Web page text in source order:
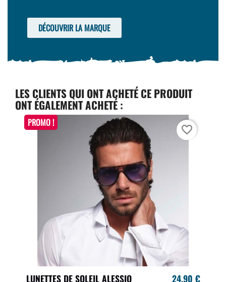
DÉCOUVRIR LA MARQUE
LES CLIENTS QUI ONT ACHETÉ CE PRODUIT
ONT ÉGALEMENT ACHETÉ :
LUNETTES DE SOLEIL ALESSIO 24,90 €
PROMO !
favorite_border